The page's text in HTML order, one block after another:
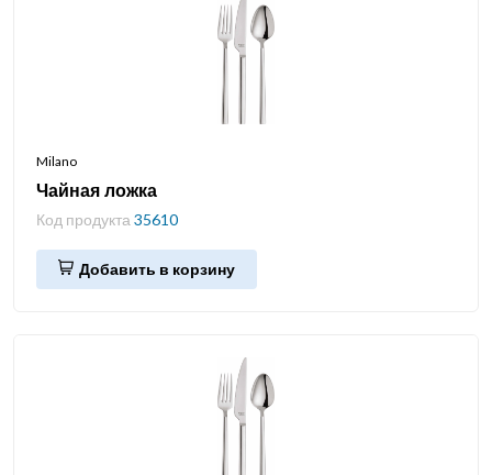
Milano
Чайная ложка
Код продукта 35610
Добавить в корзину